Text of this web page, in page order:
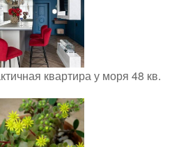
квартира у моря 48 кв.